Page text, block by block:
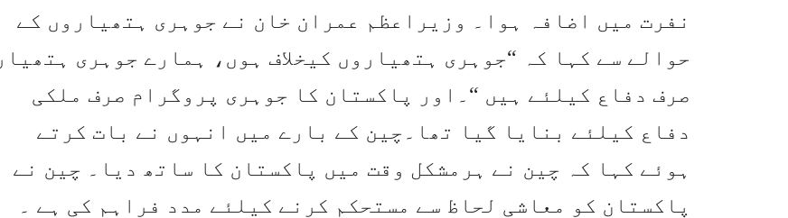
نفرت میں اضافہ ہوا۔ وزیراعظم عمران خان نے جوہری ہتھیاروں کے
حوالے سے کہا کہ “جوہری ہتھیاروں کیخلاف ہوں، ہمارے جوہری ہتھیار
صرف دفاع کیلئے ہیں “۔اور پاکستان کا جوہری پروگرام صرف ملکی
دفاع کیلئے بنایا گیا تھا۔چین کے بارے میں انہوں نے بات کرتے
ہوئے کہا کہ چین نے ہرمشکل وقت میں پاکستان کا ساتھ دیا۔ چین نے
پاکستان کو معاشی لحاظ سے مستحکم کرنے کیلئے مدد فراہم کی ہے ۔